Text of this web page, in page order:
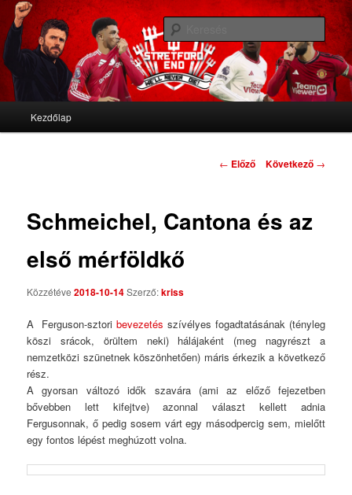
Stretford End
We'll never die
Tovább az elsődleges tartalomra
Tovább a másodlagos tartalomra
Kezdőlap
Bejegyzés navigáció
← Előző Következő →
Schmeichel, Cantona és az
első mérföldkő
Közzétéve2018-10-14Szerző:kriss
A Ferguson-sztori bevezetés szívélyes fogadtatásának (tényleg
köszi srácok, örültem neki) hálájaként (meg nagyrészt a
nemzetközi szünetnek köszönhetően) máris érkezik a következő
rész.
A gyorsan változó idők szavára (ami az előző fejezetben
bővebben lett kifejtve) azonnal választ kellett adnia
Fergusonnak, ő pedig sosem várt egy másodpercig sem, mielőtt
egy fontos lépést meghúzott volna.